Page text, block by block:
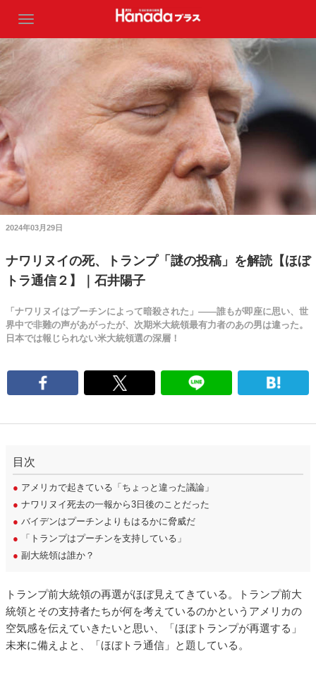
2024年03月29日
ナワリヌイの死、トランプ「謎の投稿」を解読【ほぼ
トラ通信２】｜石井陽子
「ナワリヌイはプーチンによって暗殺された」――誰もが即座に思い、世
界中で非難の声があがったが、次期米大統領最有力者のあの男は違った。
日本では報じられない米大統領選の深層！
目次
● アメリカで起きている「ちょっと違った議論」
● ナワリヌイ死去の一報から3日後のことだった
● バイデンはプーチンよりもはるかに脅威だ
● 「トランプはプーチンを支持している」
● 副大統領は誰か？
トランプ前大統領の再選がほぼ見えてきている。トランプ前大
統領とその支持者たちが何を考えているのかというアメリカの
空気感を伝えていきたいと思い、「ほぼトランプが再選する」
未来に備えよと、「ほぼトラ通信」と題している。